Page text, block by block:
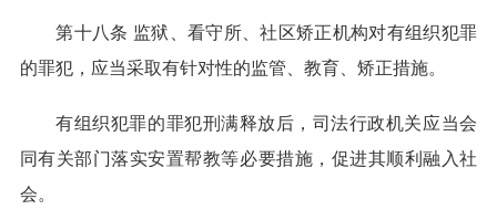
第十八条 监狱、看守所、社区矫正机构对有组织犯罪
的罪犯，应当采取有针对性的监管、教育、矫正措施。
有组织犯罪的罪犯刑满释放后，司法行政机关应当会
同有关部门落实安置帮教等必要措施，促进其顺利融入社
会。